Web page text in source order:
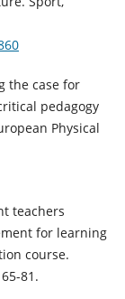
the case for
pedagogy
Physical
teachers
for learning
course.
81.